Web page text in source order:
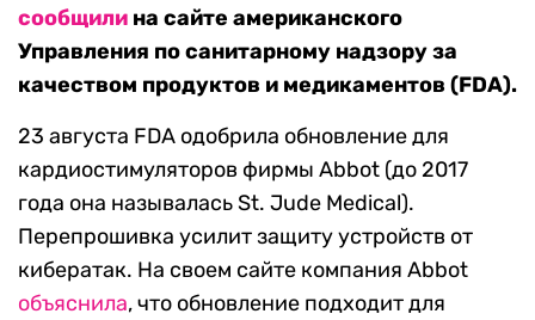
сообщили на сайте американского
Управления по санитарному надзору за
качеством продуктов и медикаментов (FDA).
23 августа FDA одобрила обновление для
кардиостимуляторов фирмы Abbot (до 2017
года она называлась St. Jude Medical).
Перепрошивка усилит защиту устройств от
кибератак. На своем сайте компания Abbot
объяснила, что обновление подходит для